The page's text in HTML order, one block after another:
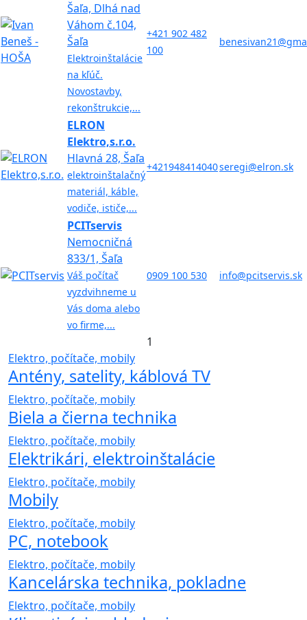
Elektro, počítače, mobily
Antény, satelity, káblová TV
Elektro, počítače, mobily
Biela a čierna technika
Elektro, počítače, mobily
Elektrikári, elektroinštalácie
Elektro, počítače, mobily
Mobily
Elektro, počítače, mobily
PC, notebook
Elektro, počítače, mobily
Kancelárska technika, pokladne
Elektro, počítače, mobily
Šaľa, Dlhá nad
Váhom č.104,
Šaľa
Elektroinštalácie
na kľúč.
Novostavby,
rekonštrukcie,...
+421 902 482
100
ELRON
Elektro,s.r.o.
Hlavná 28, Šaľa
elektroinštalačný
materiál, káble,
vodiče, ističe,...
+421948414040seregi@elron.sk
PCITservis
Nemocničná
833/1, Šaľa
Váš počítač
vyzdvihneme u
Vás doma alebo
vo firme,...
0909 100 530 info@pcitservis.sk
1